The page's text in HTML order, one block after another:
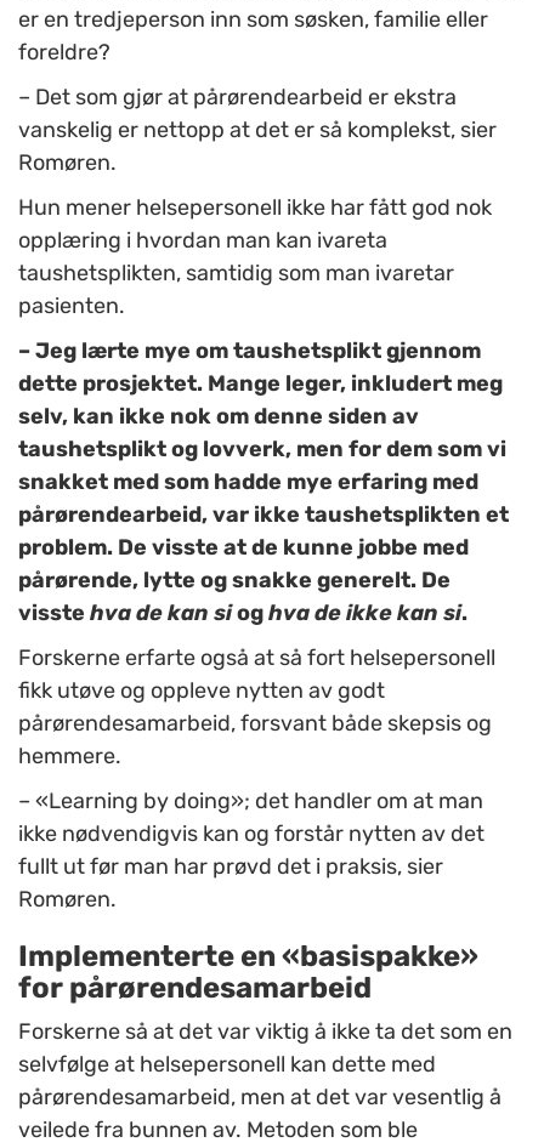
er en tredjeperson inn som søsken, familie eller
foreldre?
– Det som gjør at pårørendearbeid er ekstra
vanskelig er nettopp at det er så komplekst, sier
Romøren.
Hun mener helsepersonell ikke har fått god nok
opplæring i hvordan man kan ivareta
taushetsplikten, samtidig som man ivaretar
pasienten.
– Jeg lærte mye om taushetsplikt gjennom
dette prosjektet. Mange leger, inkludert meg
selv, kan ikke nok om denne siden av
taushetsplikt og lovverk, men for dem som vi
snakket med som hadde mye erfaring med
pårørendearbeid, var ikke taushetsplikten et
problem. De visste at de kunne jobbe med
pårørende, lytte og snakke generelt. De
visste hva dekan sioghva deikke kan si.
Forskerne erfarte også at så fort helsepersonell
fikk utøve og oppleve nytten av godt
pårørendesamarbeid, forsvant både skepsis og
hemmere.
– «Learning by doing»; det handler om at man
ikke nødvendigvis kan og forstår nytten av det
fullt ut før man har prøvd det i praksis, sier
Romøren.
Implementerte en «basispakke»
for pårørendesamarbeid
Forskerne så at det var viktig å ikke ta det som en
selvfølge at helsepersonell kan dette med
pårørendesamarbeid, men at det var vesentlig å
veilede fra bunnen av. Metoden som ble